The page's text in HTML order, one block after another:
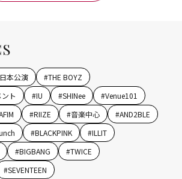
本公演 #THE BOYZ
ト #IU #SHINee #Venue101
#RIIZE #音楽中心 #AND2BLE
#BLACKPINK #ILLIT
#BIGBANG #TWICE
#SEVENTEEN